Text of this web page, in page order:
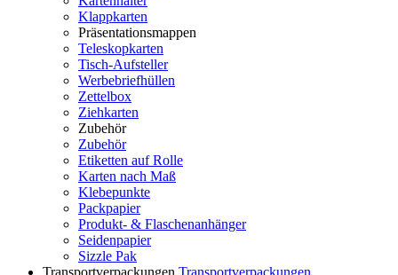
Klappkarten
Präsentationsmappen
Teleskopkarten
Tisch-Aufsteller
Werbebriefhüllen
Zettelbox
Ziehkarten
Zubehör
Zubehör
Etiketten auf Rolle
Karten nach Maß
Klebepunkte
Packpapier
Produkt- & Flaschenanhänger
Seidenpapier
Sizzle Pak
Transportverpackungen Transportverpackungen